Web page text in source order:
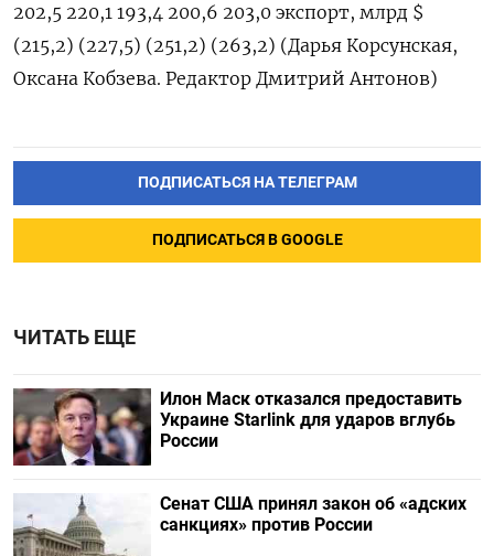
202,5 220,1 193,4 200,6 203,0 экспорт, млрд $
(215,2) (227,5) (251,2) (263,2) (Дарья Корсунская,
Оксана Кобзева. Редактор Дмитрий Антонов)
ПОДПИСАТЬСЯ НА ТЕЛЕГРАМ
ПОДПИСАТЬСЯ В GOOGLE
ЧИТАТЬ ЕЩЕ
Илон Маск отказался предоставить
Украине Starlink для ударов вглубь
России
Сенат США принял закон об «адских
санкциях» против России